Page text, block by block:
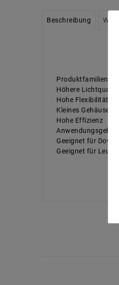
Beschreibung
Produktfamilien-
Höhere
Hohe Flexibilität
Kleines Gehäuse
Hohe Effizienz
Anwendungsgebiete
Geeignet für
Geeignet für